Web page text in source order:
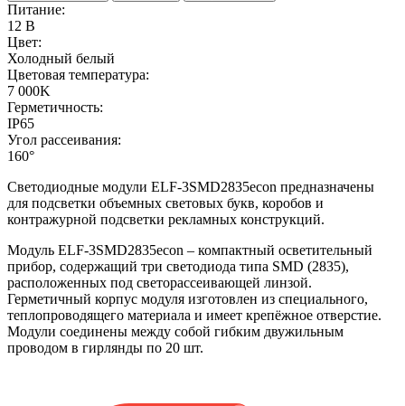
Питание:
12 В
Цвет:
Холодный белый
Цветовая температура:
7 000K
Герметичность:
IP65
Угол рассеивания:
160°
Светодиодные модули ELF-3SMD2835econ предназначены
для подсветки объемных световых букв, коробов и
контражурной подсветки рекламных конструкций.
Модуль ELF-3SMD2835econ – компактный осветительный
прибор, содержащий три светодиода типа SMD (2835),
расположенных под светорассеивающей линзой.
Герметичный корпус модуля изготовлен из специального,
теплопроводящего материала и имеет крепёжное отверстие.
Модули соединены между собой гибким двужильным
проводом в гирлянды по 20 шт.